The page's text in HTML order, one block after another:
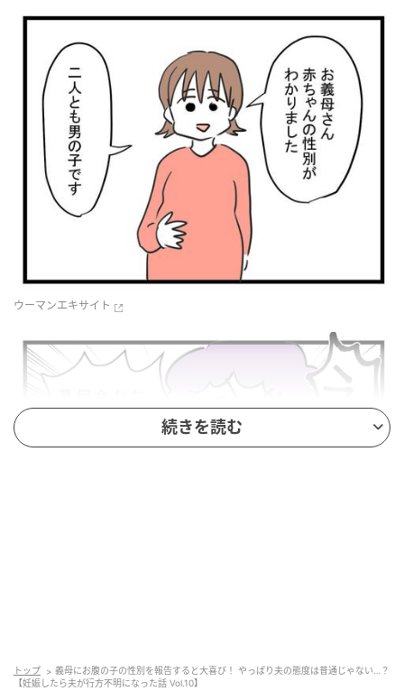
ウーマンエキサイト
続きを読む
トップ
義母にお腹の子の性別を報告すると大喜び！ やっぱり夫の態度は普通じゃない…？
【妊娠したら夫が行方不明になった話 Vol.10】